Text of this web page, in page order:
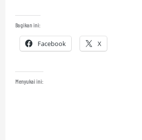
Bagikan ini:
Facebook X
Menyukai ini: